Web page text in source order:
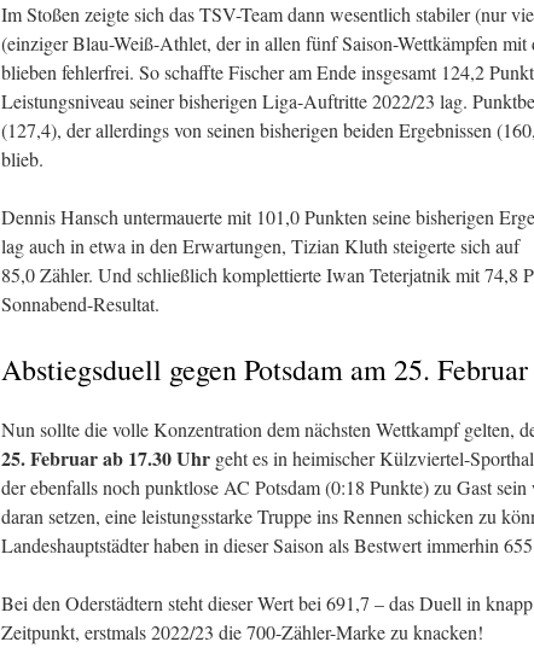
Im Stoßen zeigte sich das TSV-Team dann wesentlich stabiler (nur
(einziger Blau-Weiß-Athlet, der in allen fünf Saison-Wettkämpfen
blieben fehlerfrei. So schaffte Fischer am Ende insgesamt 124,2
Leistungsniveau seiner bisherigen Liga-Auftritte 2022/23 lag.
(127,4), der allerdings von seinen bisherigen beiden Ergebnissen
blieb.
Dennis Hansch untermauerte mit 101,0 Punkten seine bisherigen
lag auch in etwa in den Erwartungen, Tizian Kluth steigerte sich auf
85,0 Zähler. Und schließlich komplettierte Iwan Teterjatnik mit 74,8
Sonnabend-Resultat.
Abstiegsduell gegen Potsdam am 25. Februar
Nun sollte die volle Konzentration dem nächsten Wettkampf gelten,
25. Februar ab 17.30 Uhr geht es in heimischer Külzviertel-
der ebenfalls noch punktlose AC Potsdam (0:18 Punkte) zu Gast
daran setzen, eine leistungsstarke Truppe ins Rennen schicken zu
Landeshauptstädter haben in dieser Saison als Bestwert immerhin
Bei den Oderstädtern steht dieser Wert bei 691,7 – das Duell in
Zeitpunkt, erstmals 2022/23 die 700-Zähler-Marke zu knacken!